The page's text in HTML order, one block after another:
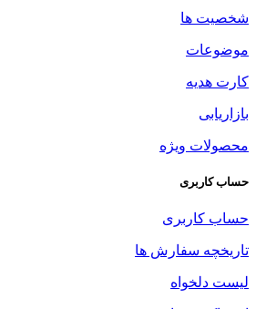
شخصیت ها
موضوعات
کارت هدیه
بازاریابی
محصولات ویژه
حساب کاربری
حساب کاربری
تاریخچه سفارش ها
لیست دلخواه